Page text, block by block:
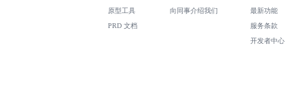
原型工具
PRD 文档
向同事介绍我们 最新功能
服务条款
开发者中心